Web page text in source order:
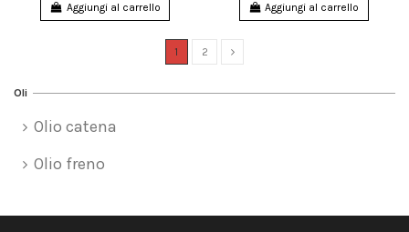
Aggiungi al carrello Aggiungi al carrello
1 2
Oli
Olio catena
Olio freno